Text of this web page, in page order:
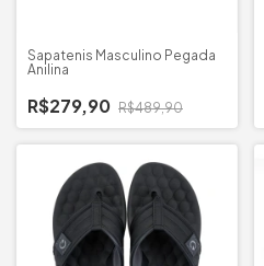
Sapatenis Masculino Pegada
Anilina
R$279,90 R$489,90